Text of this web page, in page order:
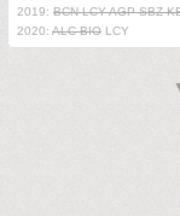
2019: BCN LCY AGP SBZ
2020: ALC BIO LCY